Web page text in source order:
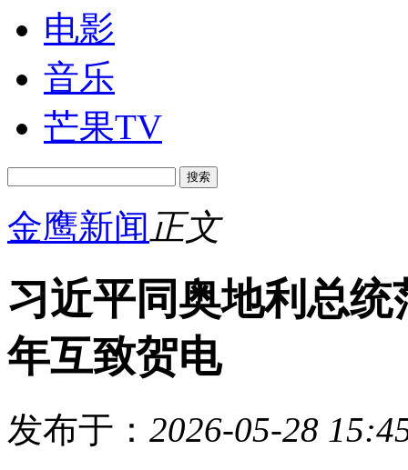
电影
音乐
芒果TV
金鹰新闻 正文
习近平同奥地利总
年互致贺电
发布于： 2026-05-28